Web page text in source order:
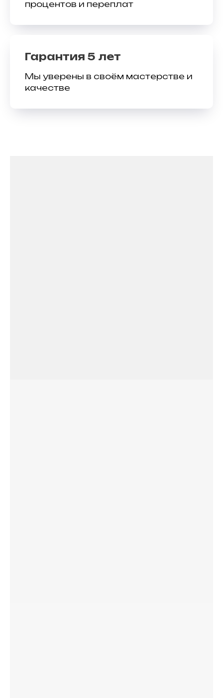
процентов и переплат
Гарантия 5 лет
Мы уверены в своём мастерстве и
качестве